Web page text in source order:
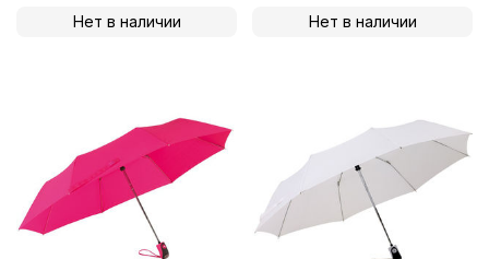
Нет в наличии Нет в наличии